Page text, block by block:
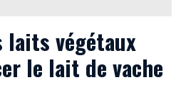
laits végétaux
le lait de vache